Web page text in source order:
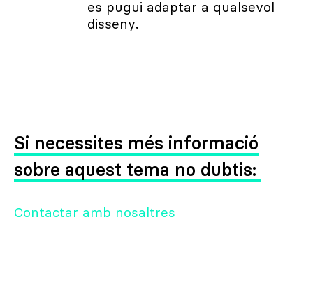
es pugui adaptar a qualsevol
disseny.
Si necessites més informació
sobre aquest tema no dubtis:
Contactar amb nosaltres